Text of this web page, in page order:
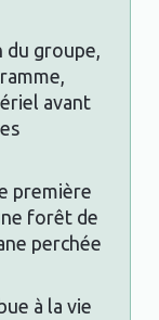
du groupe,
avant
première
forêt de
perchée
à la vie